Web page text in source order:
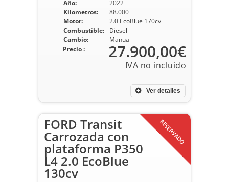
Año:
2022
Kilometros:
88.000
Motor:
2.0 EcoBlue 170cv
Combustible:
Diesel
Cambio:
Manual
Ver detalles
Precio : 27.900,00€
RESERVADO
FORD Transit
Carrozada con
plataforma P350
L4 2.0 EcoBlue
130cv